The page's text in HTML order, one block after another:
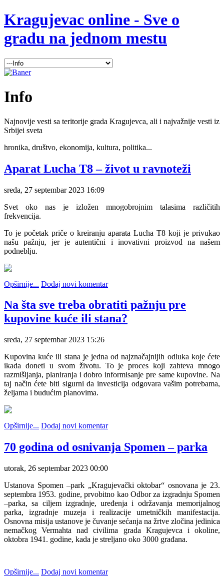
Kragujevac online - Sve o
gradu na jednom mestu
Info
Najnovije vesti sa teritorije grada Kragujevca, ali i najvažnije vesti iz
Srbijei sveta
hronika, društvo, ekonomija, kultura, politika...
Aparat Lucha T8 – život u ravnoteži
sreda, 27 septembar 2023 16:09
Svet oko nas je izložen mnogobrojnim talasima različitih
frekvencija.
To je početak priče o kreiranju aparata Lucha T8 koji je privukao
našu pažnju, jer je autentični i inovativni proizvod na našem
podneblju.
Opširnije... Dodaj novi komentar
Na šta sve treba obratiti pažnju pre
kupovine kuće ili stana?
sreda, 27 septembar 2023 15:26
Kupovina kuće ili stana je jedna od najznačajnijih odluka koje ćete
ikada doneti u svom životu. To je proces koji zahteva mnogo
razmišljanja, planiranja i dobro informisanje pre same kupovine. Na
taj način ćete biti sigurni da investicija odgovara vašim potrebama,
željama i budućim planovima.
Opširnije... Dodaj novi komentar
70 godina od osnivanja Spomen – parka
utorak, 26 septembar 2023 00:00
Ustanova Spomen –park „Kragujevački oktobar“ osnovana je 23.
septembra 1953. godine, prvobitno kao Odbor za izgradnju Spomen
–parka, sa ciljem izgradnje, uređenja i održavanja memorijalnog
parka, izgradnje muzeja i realizacije umetničkih manifestacija.
Osnovna misija ustanove je čuvanje sećanja na žrtve zločina jedinica
nemačkog Vermahta nad civilima grada Kragujevca i okoline,
oktobra 1941. godine, kada je streljano oko 3000 građana.
Opširnije... Dodaj novi komentar